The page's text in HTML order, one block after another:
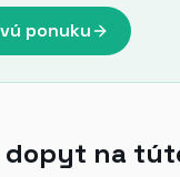
ponuku
dopyt na